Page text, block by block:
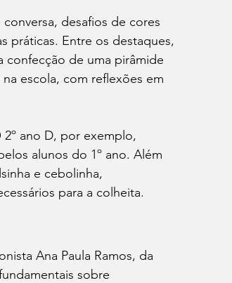
desafios de cores
práticas. Entre os destaques,
confecção de uma pirâmide
escola, com reflexões em
ano D, por exemplo,
alunos do 1º ano. Além
e cebolinha,
para a colheita.
Ana Paula Ramos, da
sobre